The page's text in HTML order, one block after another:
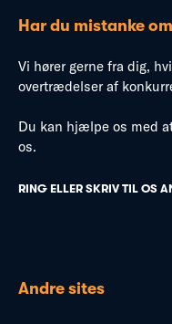
Har du mistanke
Vi hører gerne fra dig,
overtrædelser af
Du kan hjælpe os med
os.
RING ELLER SKRIV TIL OS
Andre sites